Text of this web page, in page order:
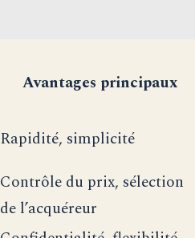
Avantages principaux
Rapidité, simplicité
Contrôle du prix, sélection
de l’acquéreur